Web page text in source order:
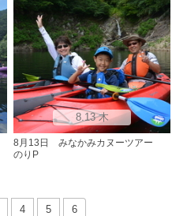
8.13 木
8月13日 みなかみカヌーツアー
のりP
4 5 6